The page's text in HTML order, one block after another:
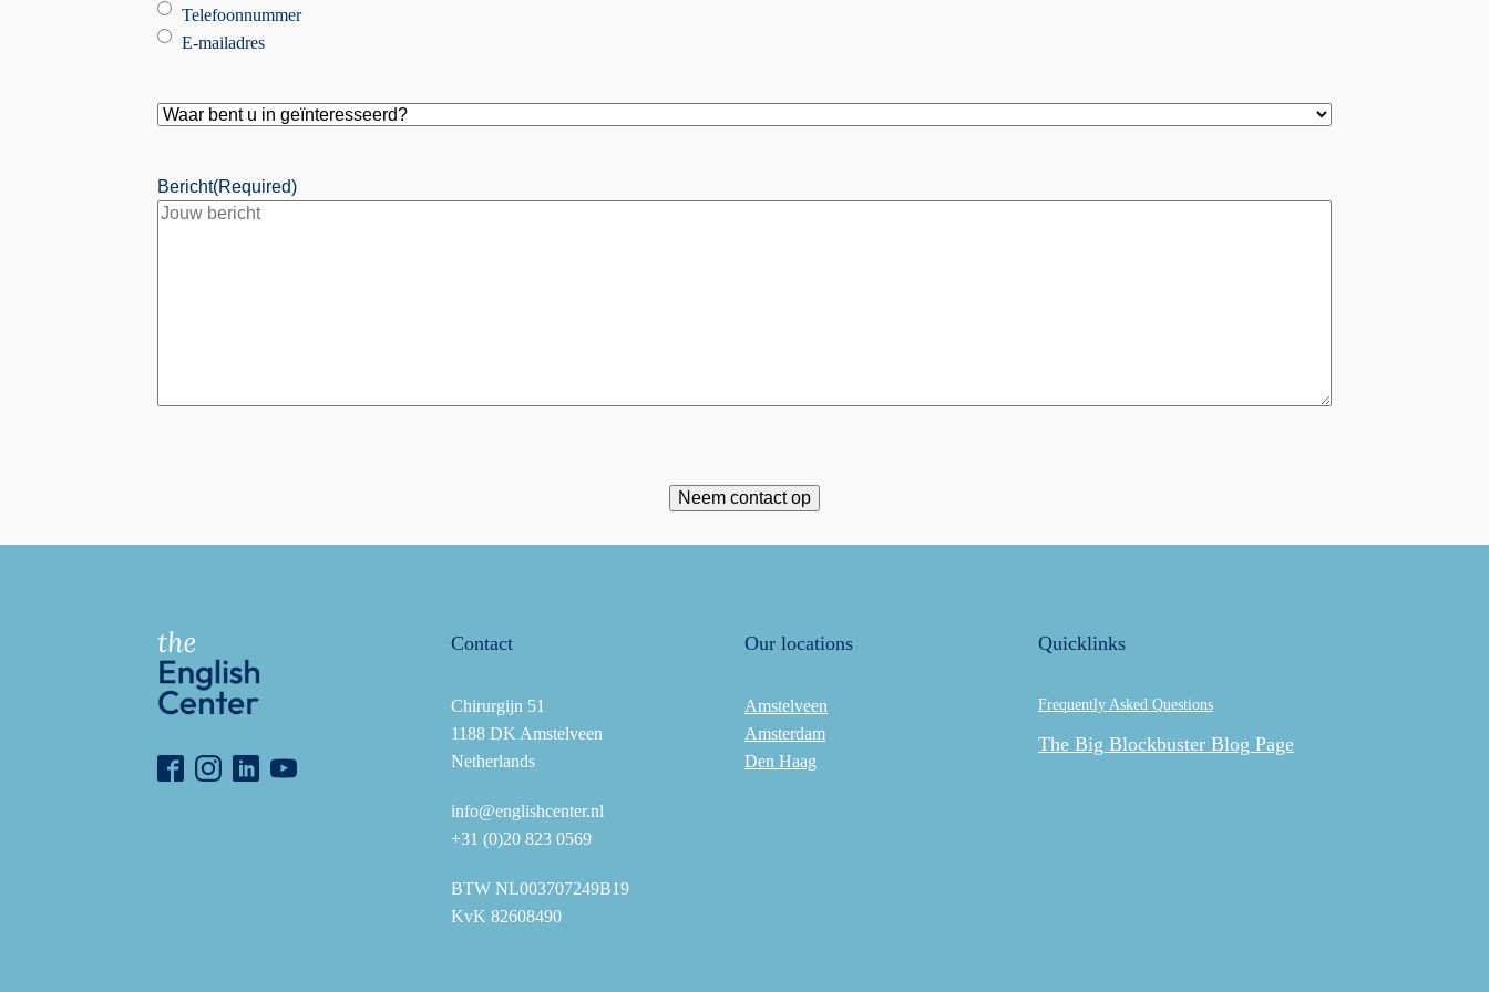
Telefoonnummer
E-mailadres
Waar
in
geïnteresseerd?
Bericht(Required)
Contact
Chirurgijn 51
1188 DK Amstelveen
Netherlands
info@englishcenter.nl
+31 (0)20 823 0569
BTW NL003707249B19
KvK 82608490
Our locations
Amstelveen
Amsterdam
Den Haag
Quicklinks
Frequently Asked Questions
The Big Blockbuster Blog Page